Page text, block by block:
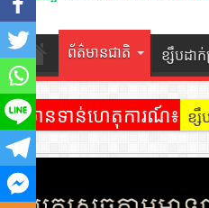
ព័ត៌មានជាតិ ខ្សឹបដា
ព័ត៌មានទាន់ហេតុការណ៍៖ ខ្សឹ
ខ្សឹ